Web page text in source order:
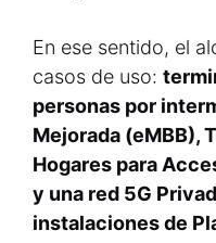
En ese sentido, el
casos de uso:
personas por
Mejorada (eMBB),
Hogares para
y una red 5G
instalaciones de